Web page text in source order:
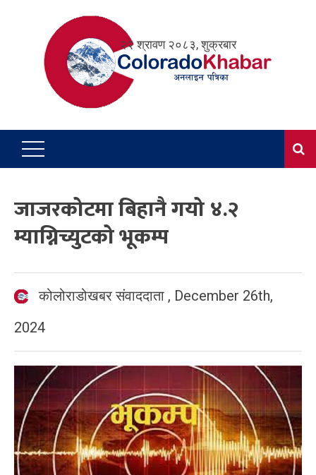
२२ श्रावण २०८३, शुक्रबार
जाजरकोटमा बिहानै गयो ४.२
म्याग्निच्युटको भूकम्प
कोलोराडोखबर संवाददाता , December 26th,
2024